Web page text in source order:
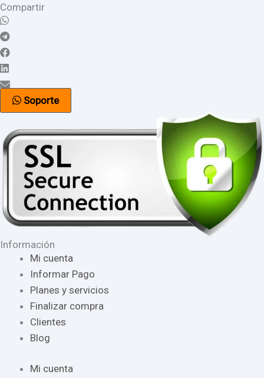
Compartir
Soporte
Información
Mi cuenta
Informar Pago
Planes y servicios
Finalizar compra
Clientes
Blog
Mi cuenta